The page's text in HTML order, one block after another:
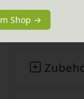
Shop →